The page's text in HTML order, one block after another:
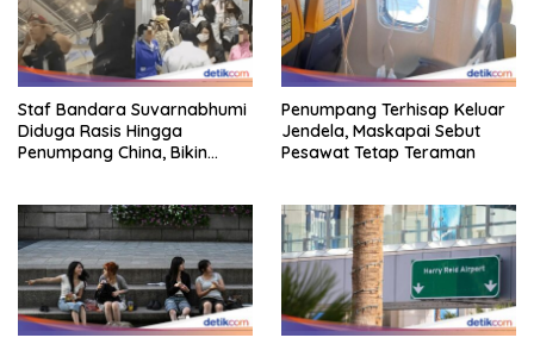
Staf Bandara Suvarnabhumi
Diduga Rasis Hingga
Penumpang China, Bikin
Penumpang Terhisap Keluar
Jendela, Maskapai Sebut
Pesawat Tetap Teraman